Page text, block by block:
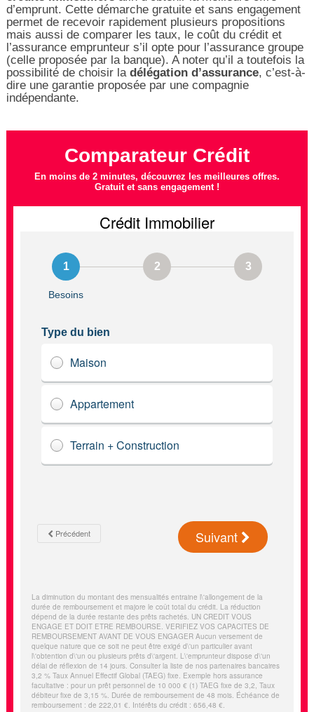
d’emprunt. Cette démarche gratuite et sans engagement
permet de recevoir rapidement plusieurs propositions
mais aussi de comparer les taux, le coût du crédit et
l’assurance emprunteur s’il opte pour l’assurance groupe
(celle proposée par la banque). A noter qu’il a toutefois la
possibilité de choisir la délégation d’assurance, c’est-à-
dire une garantie proposée par une compagnie
indépendante.
Comparateur Crédit
En moins de 2 minutes, découvrez les meilleures offres.
Gratuit et sans engagement !